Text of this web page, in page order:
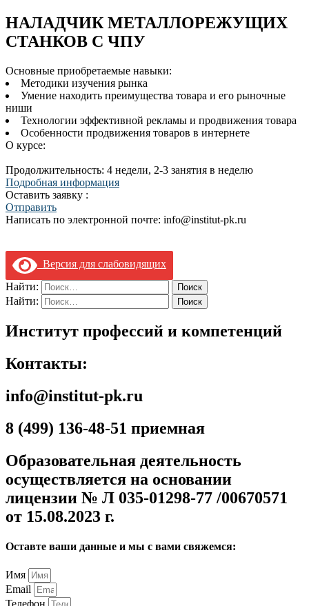
НАЛАДЧИК МЕТАЛЛОРЕЖУЩИХ
СТАНКОВ С ЧПУ
Основные приобретаемые навыки:
Методики изучения рынка
Умение находить преимущества товара и его рыночные
ниши
Технологии эффективной рекламы и продвижения товара
Особенности продвижения товаров в интернете
О курсе:
Продолжительность: 4 недели, 2-3 занятия в неделю
Подробная информация
Оставить заявку :
Отправить
Написать по электронной почте: info@institut-pk.ru
Версия для слабовидящих
Найти:
Найти:
Институт профессий и компетенций
Контакты:
info@institut-pk.ru
8 (499) 136-48-51 приемная
Образовательная деятельность
осуществляется на основании
лицензии № Л 035-01298-77 /00670571
от 15.08.2023 г.
Оставте ваши данные и мы с вами свяжемся:
Имя
Email
Телефон